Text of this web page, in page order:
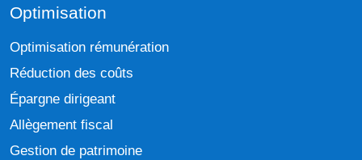
Optimisation
Optimisation rémunération
Réduction des coûts
Épargne dirigeant
Allègement fiscal
Gestion de patrimoine